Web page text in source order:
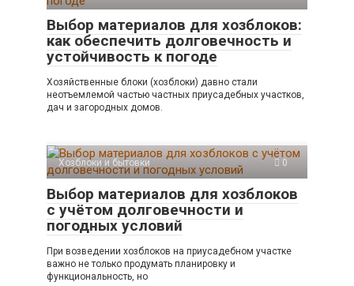
Выбор материалов для хозблоков:
как обеспечить долговечность и
устойчивость к погоде
Хозяйственные блоки (хозблоки) давно стали
неотъемлемой частью частных приусадебных участков,
дач и загородных домов.
Хозблоки и бытовки 0
Выбор материалов для хозблоков
с учётом долговечности и
погодных условий
При возведении хозблоков на приусадебном участке
важно не только продумать планировку и
функциональность, но